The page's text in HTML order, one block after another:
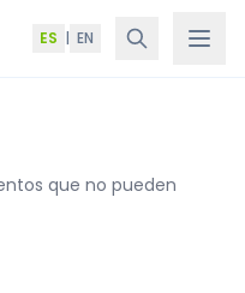
ES | EN
que no pueden